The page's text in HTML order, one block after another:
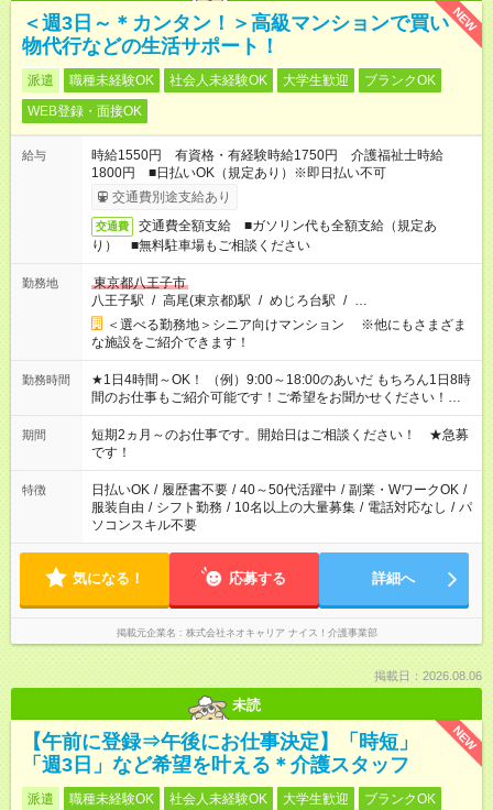
NEW
＜週3日～＊カンタン！＞高級マンションで買い
物代行などの生活サポート！
派遣 職種未経験OK 社会人未経験OK 大学生歓迎
ブランクOK
WEB登録・面接OK
給与
時給1550円 有資格・有経験時給1750円 介護福祉士時給
1800円 ■日払いOK（規定あり）※即日払い不可
交通費別途支給あり
交通費
交通費全額支給 ■ガソリン代も全額支給（規定あ
り） ■無料駐車場もご相談ください
勤務地
東京都八王子市
八王子駅 / 高尾(東京都)駅 / めじろ台駅 / …
＜選べる勤務地＞シニア向けマンション ※他にもさまざま
な施設をご紹介できます！
勤務時間
★1日4時間～OK！ （例）9:00～18:00のあいだ もちろん1日8時
間のお仕事もご紹介可能です！ご希望をお聞かせください！★家
庭の都合でお休みが必要な場合も遠慮なくご相談ください。 ※
週最低15時間以上の勤務が必要です
期間
短期2ヵ月～のお仕事です。開始日はご相談ください！ ★急募
です！
特徴 日払いOK / 履歴書不要 / 40～50代活躍中 / 副業・WワークOK /
服装自由 / シフト勤務 / 10名以上の大量募集 / 電話対応なし / パ
ソコンスキル不要
気になる！ 応募する 詳細へ
掲載元企業名 株式会社ネオキャリア ナイス！介護事業部
掲載日：2026.08.06
未読
NEW
【午前に登録⇒午後にお仕事決定】「時短」
「週3日」など希望を叶える＊介護スタッフ
派遣 職種未経験OK 社会人未経験OK 大学生歓迎
ブランクOK